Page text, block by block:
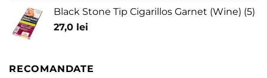
Black Stone Tip Cigarillos Garnet (Wine) (5)
27,0 lei
RECOMANDATE